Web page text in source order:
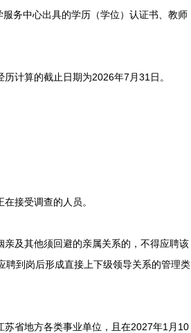
务中心出具的学历（学位）认证书、教师
计算的截止日期为2026年7月31日。
接受调查的人员。
及其他须回避的亲属关系的，不得应聘该
聘到岗后形成直接上下级领导关系的管理类
省地方各类事业单位，且在2027年1月10